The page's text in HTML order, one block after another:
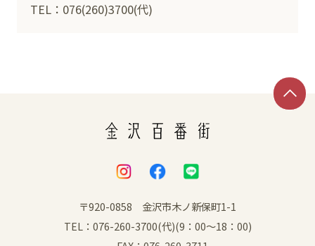
TEL：076(260)3700(代)
〒920-0858 金沢市木ノ新保町1-1
TEL：076-260-3700(代)(9：00～18：00)